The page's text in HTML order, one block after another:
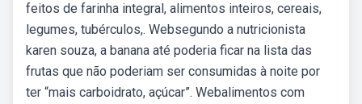
feitos de farinha integral, alimentos inteiros, cereais,
legumes, tubérculos,. Websegundo a nutricionista
karen souza, a banana até poderia ficar na lista das
frutas que não poderiam ser consumidas à noite por
ter “mais carboidrato, açúcar”. Webalimentos com